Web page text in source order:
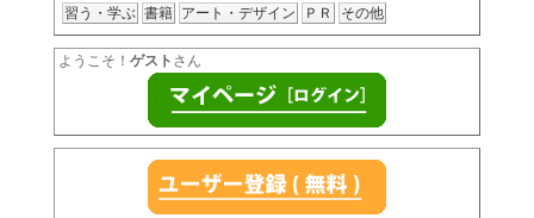
習う・学ぶ 書籍 アート・デザイン ＰＲ その他
ようこそ！ ゲスト さん